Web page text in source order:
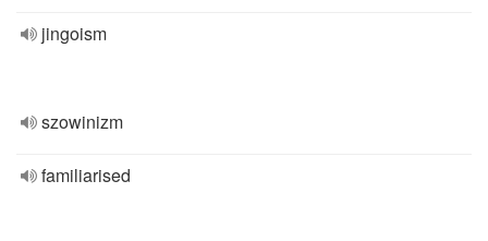
jingoism
szowinizm
familiarised